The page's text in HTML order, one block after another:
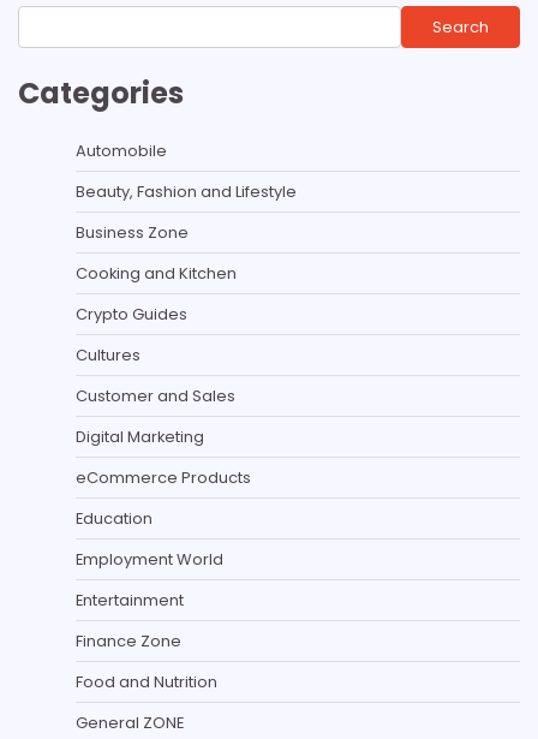
Search
Categories
Automobile
Beauty, Fashion and Lifestyle
Business Zone
Cooking and Kitchen
Crypto Guides
Cultures
Customer and Sales
Digital Marketing
eCommerce Products
Education
Employment World
Entertainment
Finance Zone
Food and Nutrition
General ZONE